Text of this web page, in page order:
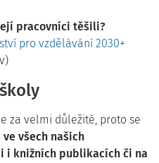
pracovníci těšili?
pro vzdělávání 2030+
za velmi důležité, proto se
ve všech našich
i knižních publikacích či na